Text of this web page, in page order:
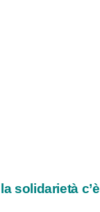
solidarietà c’è